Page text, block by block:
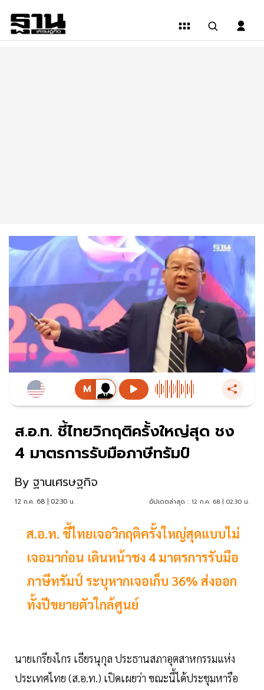
ส.อ.ท. ชี้ไทยวิกฤติครั้งใหญ่สุด ชง
4 มาตรการรับมือภาษีทรัมป์
By ฐานเศรษฐกิจ
12 ก.ค. 68 | 02:30 น. อัปเดตล่าสุด : 12 ก.ค. 68 | 02:30 น.
ส.อ.ท. ชี้ไทยเจอวิกฤติครั้งใหญ่สุดแบบไม่
เจอมาก่อน เดินหน้าชง 4 มาตรการรับมือ
ภาษีทรัมป์ ระบุหากเจอเก็บ 36% ส่งออก
ทั้งปีขยายตัวใกล้ศูนย์
นายเกรียงไกร เธียรนุกุล ประธานสภาอุตสาหกรรมแห่ง
ประเทศไทย (ส.อ.ท.) เปิดเผยว่า ขณะนี้ได้ประชุมหารือ